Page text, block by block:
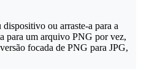
ou arraste-a para a
para um arquivo PNG por vez,
focada de PNG para JPG,